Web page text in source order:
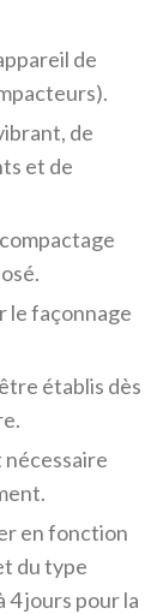
de
de
et de
le façonnage
établis dès
nécessaire
en fonction
du type
4 jours pour la